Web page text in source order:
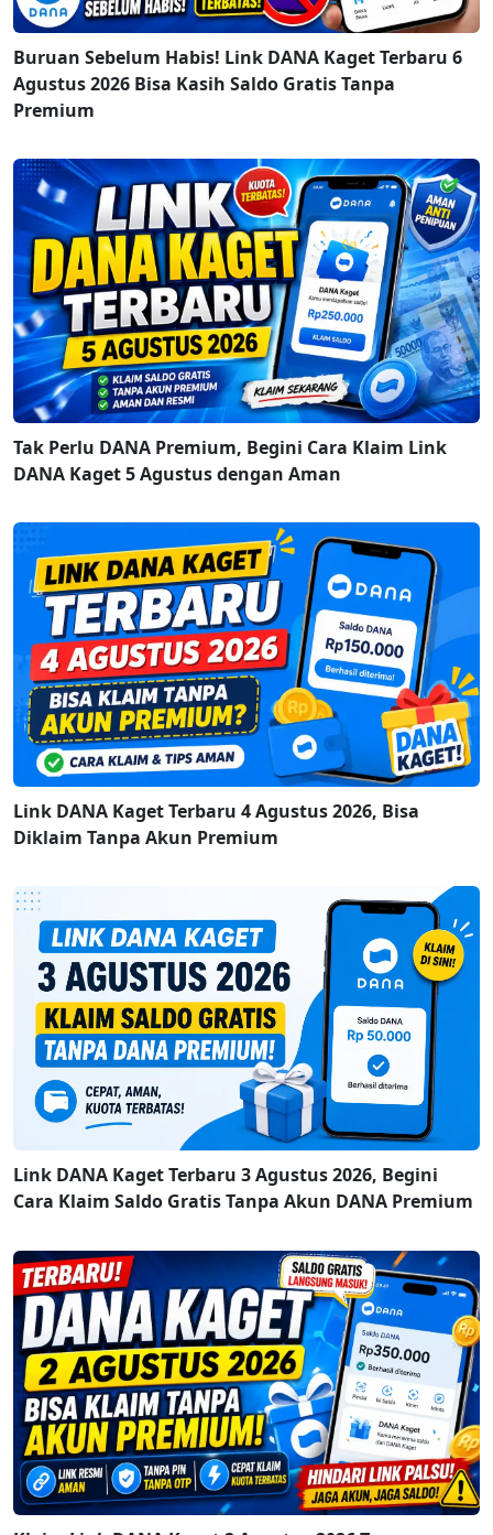
Buruan Sebelum Habis! Link DANA Kaget Terbaru 6
Agustus 2026 Bisa Kasih Saldo Gratis Tanpa
Premium
Tak Perlu DANA Premium, Begini Cara Klaim Link
DANA Kaget 5 Agustus dengan Aman
Link DANA Kaget Terbaru 4 Agustus 2026, Bisa
Diklaim Tanpa Akun Premium
Link DANA Kaget Terbaru 3 Agustus 2026, Begini
Cara Klaim Saldo Gratis Tanpa Akun DANA Premium